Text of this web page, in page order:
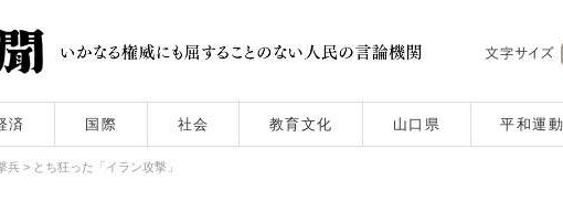
済 国際 社会 教育文化 山口県 平和運動
兵 > とち狂った「イラン攻撃」